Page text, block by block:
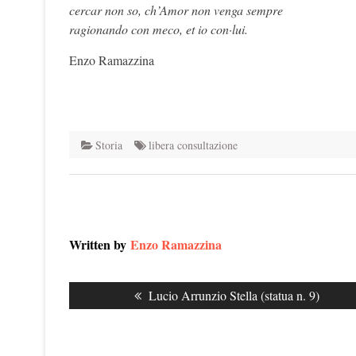
cercar non so, ch’Amor non venga sempre
ragionando con meco, et io con·lui.
Enzo Ramazzina
Storia libera consultazione
Written by Enzo Ramazzina
Navigazione
articoli
Previous
post:
Lucio Arrunzio Stella (statua n. 9)